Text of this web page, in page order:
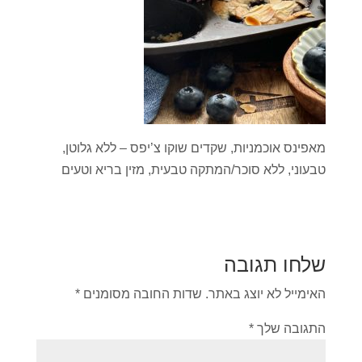
מאפינס אוכמניות, שקדים שוקו צ’יפס – ללא גלוטן,
טבעוני, ללא סוכר/המתקה טבעית, מזין בריא וטעים
שלחו תגובה
האימייל לא יוצג באתר. שדות החובה מסומנים *
התגובה שלך *